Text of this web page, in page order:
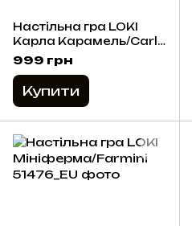
Настільна гра LOKI
Карла Карамель/Carla
Caramel
999 грн
Купити